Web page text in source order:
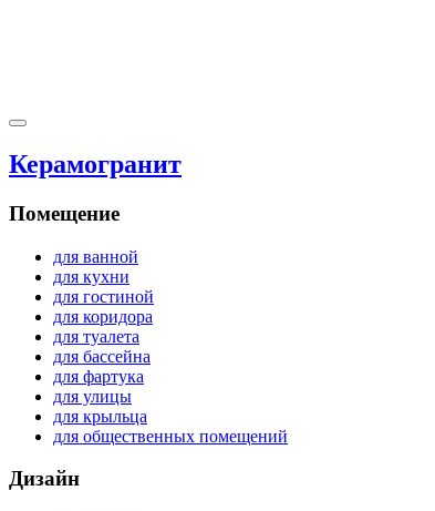
Керамогранит
Помещение
для ванной
для кухни
для гостиной
для коридора
для туалета
для бассейна
для фартука
для улицы
для крыльца
для общественных помещений
Дизайн